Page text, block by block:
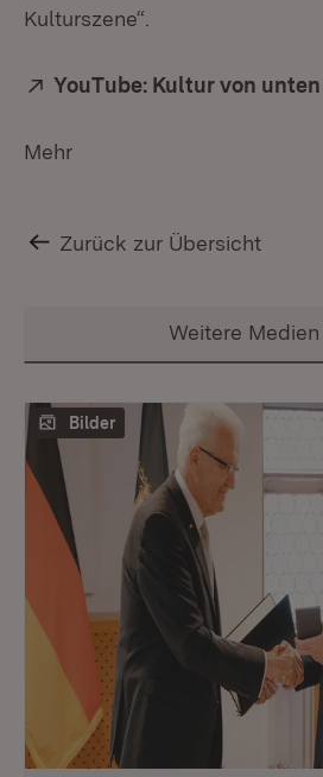
Kulturszene“.
Extern:
YouTube: Kultur von unten
Mehr
Zurück zur Übersicht
Inhalt auswählen
Weitere Medien
Bilder